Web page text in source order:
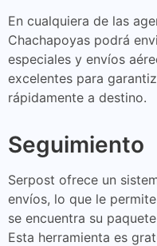
En cualquiera de las
Chachapoyas podrá
especiales y envíos
excelentes para
rápidamente a destino.
Seguimiento
Serpost ofrece un
envíos, lo que le
se encuentra su
Esta herramienta es